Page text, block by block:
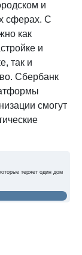
и
сферах. С
как
и
так и
Сбербанк
смогут
теряет один дом